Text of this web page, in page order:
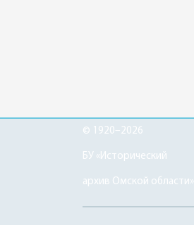
© 1920–2026
БУ «Исторический
архив Омской области»